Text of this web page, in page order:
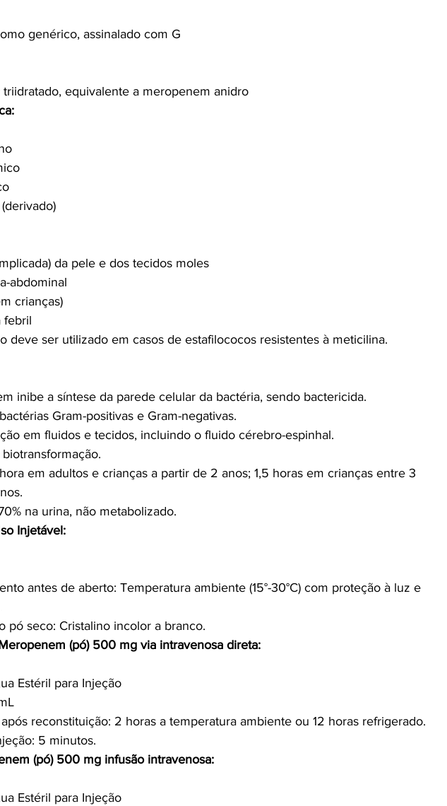
genérico, assinalado com G
equivalente a meropenem anidro
da pele e dos tecidos moles
abdominal
crianças)
febril
deve ser utilizado em casos de estafilococos resistentes à meticilina.
inibe a síntese da parede celular da bactéria, sendo bactericida.
Gram-positivas e Gram-negativas.
em fluidos e tecidos, incluindo o fluido cérebro-espinhal.
em adultos e crianças a partir de 2 anos; 1,5 horas em crianças entre 3
na urina, não metabolizado.
Injetável:
antes de aberto: Temperatura ambiente (15°-30°C) com proteção à luz e
pó seco: Cristalino incolor a branco.
(pó) 500 mg via intravenosa direta:
Estéril para Injeção
reconstituição: 2 horas a temperatura ambiente ou 12 horas refrigerado.
5 minutos.
(pó) 500 mg infusão intravenosa:
Estéril para Injeção